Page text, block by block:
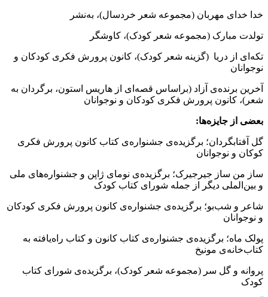
خدا خدای مهربان (مجموعه شعر خردسال)، به‌نشر
تولدت مبارک (مجموعه شعر کودک)، کاوشگر
تکه‌ای از دریا (گزینه شعر کودک)، کانون پرورش فکری کودکان و
نوجوانان
آخرین برنده‌ی آزاد (براساس قصه‌ای از هاریس استون، برگردان به
شعر)، کانون پرورش فکری کودکان و نوجوانان
بعضی از جایزه‌ها:
گل آفتابگردان؛ برگزیده‌ی جشنواره‌ی کتاب کانون پرورش فکری
کوکان و نوجوانان
ساز من ساز جیرجیرک؛ برگزیده‌ی نومای ژاپن و جشنواره‌های ملی
و بین‌الملی دیگر از جمله شورای کتاب کودک
شاعر و شب‌بو؛ برگزیده‌ی جشنواره‌ی کانون پرورش فکری کودکان
و نوجوانان
پولک ماه؛ برگزیده‌ی جشنواره‌ی کتاب کانون و کتاب راه‌یافته به
کتاب‌خانه‌ی مونیخ
پروانه و گل سر (مجموعه شعر کودک)، برگزیده‌ی شورای کتاب
کودک